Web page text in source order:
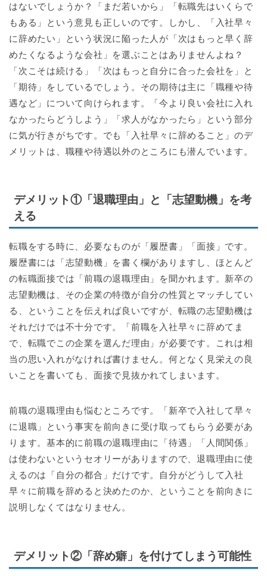
はないでしょうか？「まだ若いから」「転職先はいくらで
もある」という意見も正しいのです。しかし、「入社早々
に辞めたい」という状況に陥った人が「次はもっと早く辞
めたくなるような会社」を選ぶことはありませんよね？
「次こそは続ける」「次はもっと自分に合った会社を」と
「期待」をしているでしょう。その期待は主に「職種や待
遇など」について向けられます。「今より良い会社に入れ
なかったらどうしよう」「求人がなかったら」という部分
に気が行きがちです。でも「入社早々に辞めること」のデ
メリットは、職種や待遇以外のところにも潜んでいます。
デメリット①「退職理由」と「志望動機」を考
える
転職をする時に、必要なものが「履歴書」「面接」です。
履歴書には「志望動機」を書く欄がありますし、ほとんど
の転職面接では「前職の退職理由」を聞かれます。新卒の
志望動機は、その企業の特徴が自分の性質とマッチしてい
る、ということを伝えれば良いですが、転職の志望動機は
それだけでは不十分です。「前職を入社早々に辞めてま
で、転職でこの企業を選んだ理由」が必要です。これは相
当の思い入れがなければ書けません。何となく見栄えの良
いことを書いても、面接で見抜かれてしまいます。
前職の退職理由も悩むところです。「新卒で入社して早々
に退職」という事実を前向きに受け取ってもらう必要があ
ります。基本的に前職の退職理由に「待遇」「人間関係」
は使わないというセオリーがありますので、退職理由に使
えるのは「自分の都合」だけです。自分がどうして入社
早々に前職を辞めると決めたのか、ということを前向きに
説明しなくてはなりません。
デメリット②「辞め癖」を付けてしまう可能性